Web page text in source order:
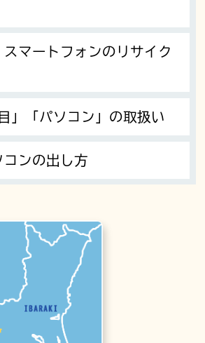
マートフォンのリサイク
」「パソコン」の取扱い
コンの出し方